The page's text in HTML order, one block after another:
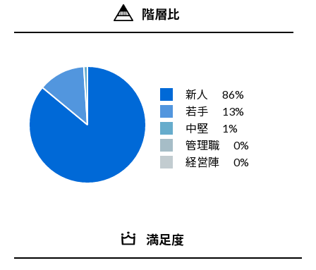
階層比
新人
86%
若手
13%
中堅
1%
管理職
0%
経営陣
0%
満足度